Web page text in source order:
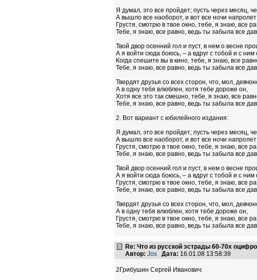
Я думал, это все пройдет; пусть через месяц,
А вышло все наоборот, и вот все ночи напролет
Грустя, смотрю в твое окно, тебе, я знаю, все
Тебе, я знаю, все равно, ведь ты забыла все
Твой двор осенний гол и пуст, в нем о весне
А я войти сюда боюсь, – а вдруг с тобой и с ним
Когда спешите вы в кино, тебе, я знаю, все
Тебе, я знаю, все равно, ведь ты забыла все
Твердят друзья со всех сторон, что, мол,
А в одну тебя влюблен, хотя тебе дороже он,
Хотя все это так смешно, тебе, я знаю, все
Тебе, я знаю, все равно, ведь ты забыла все
2. Вот вариант с юбилейного издания:
Я думал, это все пройдет; пусть через месяц,
А вышло все наоборот, и вот все ночи напролет
Грустя, смотрю в твое окно, тебе, я знаю, все
Тебе, я знаю, все равно, ведь ты забыла все
Твой двор осенний гол и пуст, в нем о весне
А я войти сюда боюсь, – а вдруг с тобой и с ним
Грустя, смотрю в твое окно, тебе, я знаю, все
Тебе, я знаю, все равно, ведь ты забыла все
Твердят друзья со всех сторон, что, мол,
А в одну тебя влюблен, хотя тебе дороже он,
Грустя, смотрю в твое окно, тебе, я знаю, все
Тебе, я знаю, все равно, ведь ты забыла все
Re: Что из русской эстрады 60-70х
Автор: Jos Дата: 16.01.08 13:58:39
2Грибушин Сергей Иванович: